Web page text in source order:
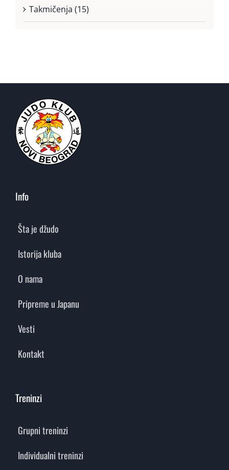
Takmičenja (15)
Info
Šta je džudo
Istorija kluba
O nama
Pripreme u Japanu
Vesti
Kontakt
Treninzi
Grupni treninzi
Individualni treninzi